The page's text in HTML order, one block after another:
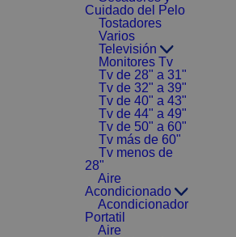
Cuidado del Pelo
Tostadores
Varios
Televisión
Monitores Tv
Tv de 28" a 31"
Tv de 32" a 39"
Tv de 40" a 43"
Tv de 44" a 49"
Tv de 50" a 60"
Tv más de 60"
Tv menos de
28"
Aire
Acondicionado
Acondicionador
Portatil
Aire